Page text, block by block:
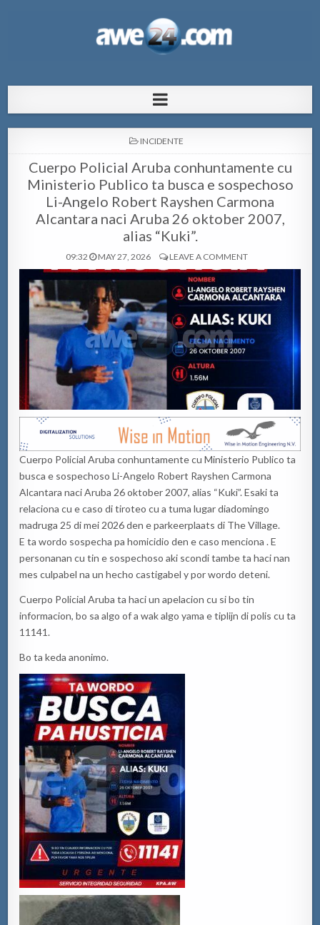
pa Aruba
POSTED
INCIDENTE
Cuerpo Policial Aruba conhuntamente cu
Ministerio Publico ta busca e sospechoso
Li-Angelo Robert Rayshen Carmona
Alcantara naci Aruba 26 oktober 2007,
alias “Kuki”.
09:32 MAY 27, 2026 LEAVE A COMMENT
Cuerpo Policial Aruba conhuntamente cu Ministerio Publico ta
busca e sospechoso Li-Angelo Robert Rayshen Carmona
Alcantara naci Aruba 26 oktober 2007, alias “Kuki”. Esaki ta
relaciona cu e caso di tiroteo cu a tuma lugar diadomingo
madruga 25 di mei 2026 den e parkeerplaats di The Village.
E ta wordo sospecha pa homicidio den e caso menciona . E
personanan cu tin e sospechoso aki scondi tambe ta haci nan
mes culpabel na un hecho castigabel y por wordo deteni.
Cuerpo Policial Aruba ta haci un apelacion cu si bo tin
informacion, bo sa algo of a wak algo yama e tiplijn di polis cu ta
11141.
Bo ta keda anonimo.